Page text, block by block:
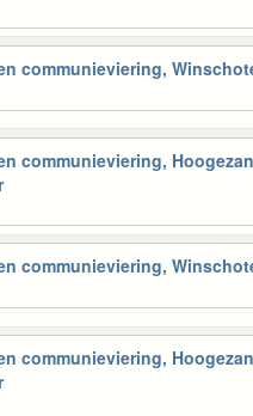
communieviering,
communieviering,
communieviering,
communieviering,